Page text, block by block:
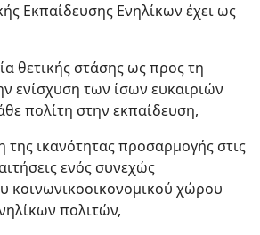
Εκπαίδευσης Ενηλίκων έχει ως
θετικής στάσης ως προς τη
ενίσχυση των ίσων ευκαιριών
πολίτη στην εκπαίδευση,
της ικανότητας προσαρμογής στις
ενός συνεχώς
κοινωνικοοικονομικού χώρου
πολιτών,